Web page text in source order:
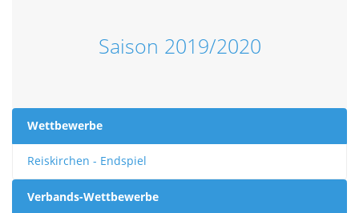
Saison 2019/2020
Wettbewerbe
Reiskirchen - Endspiel
Verbands-Wettbewerbe